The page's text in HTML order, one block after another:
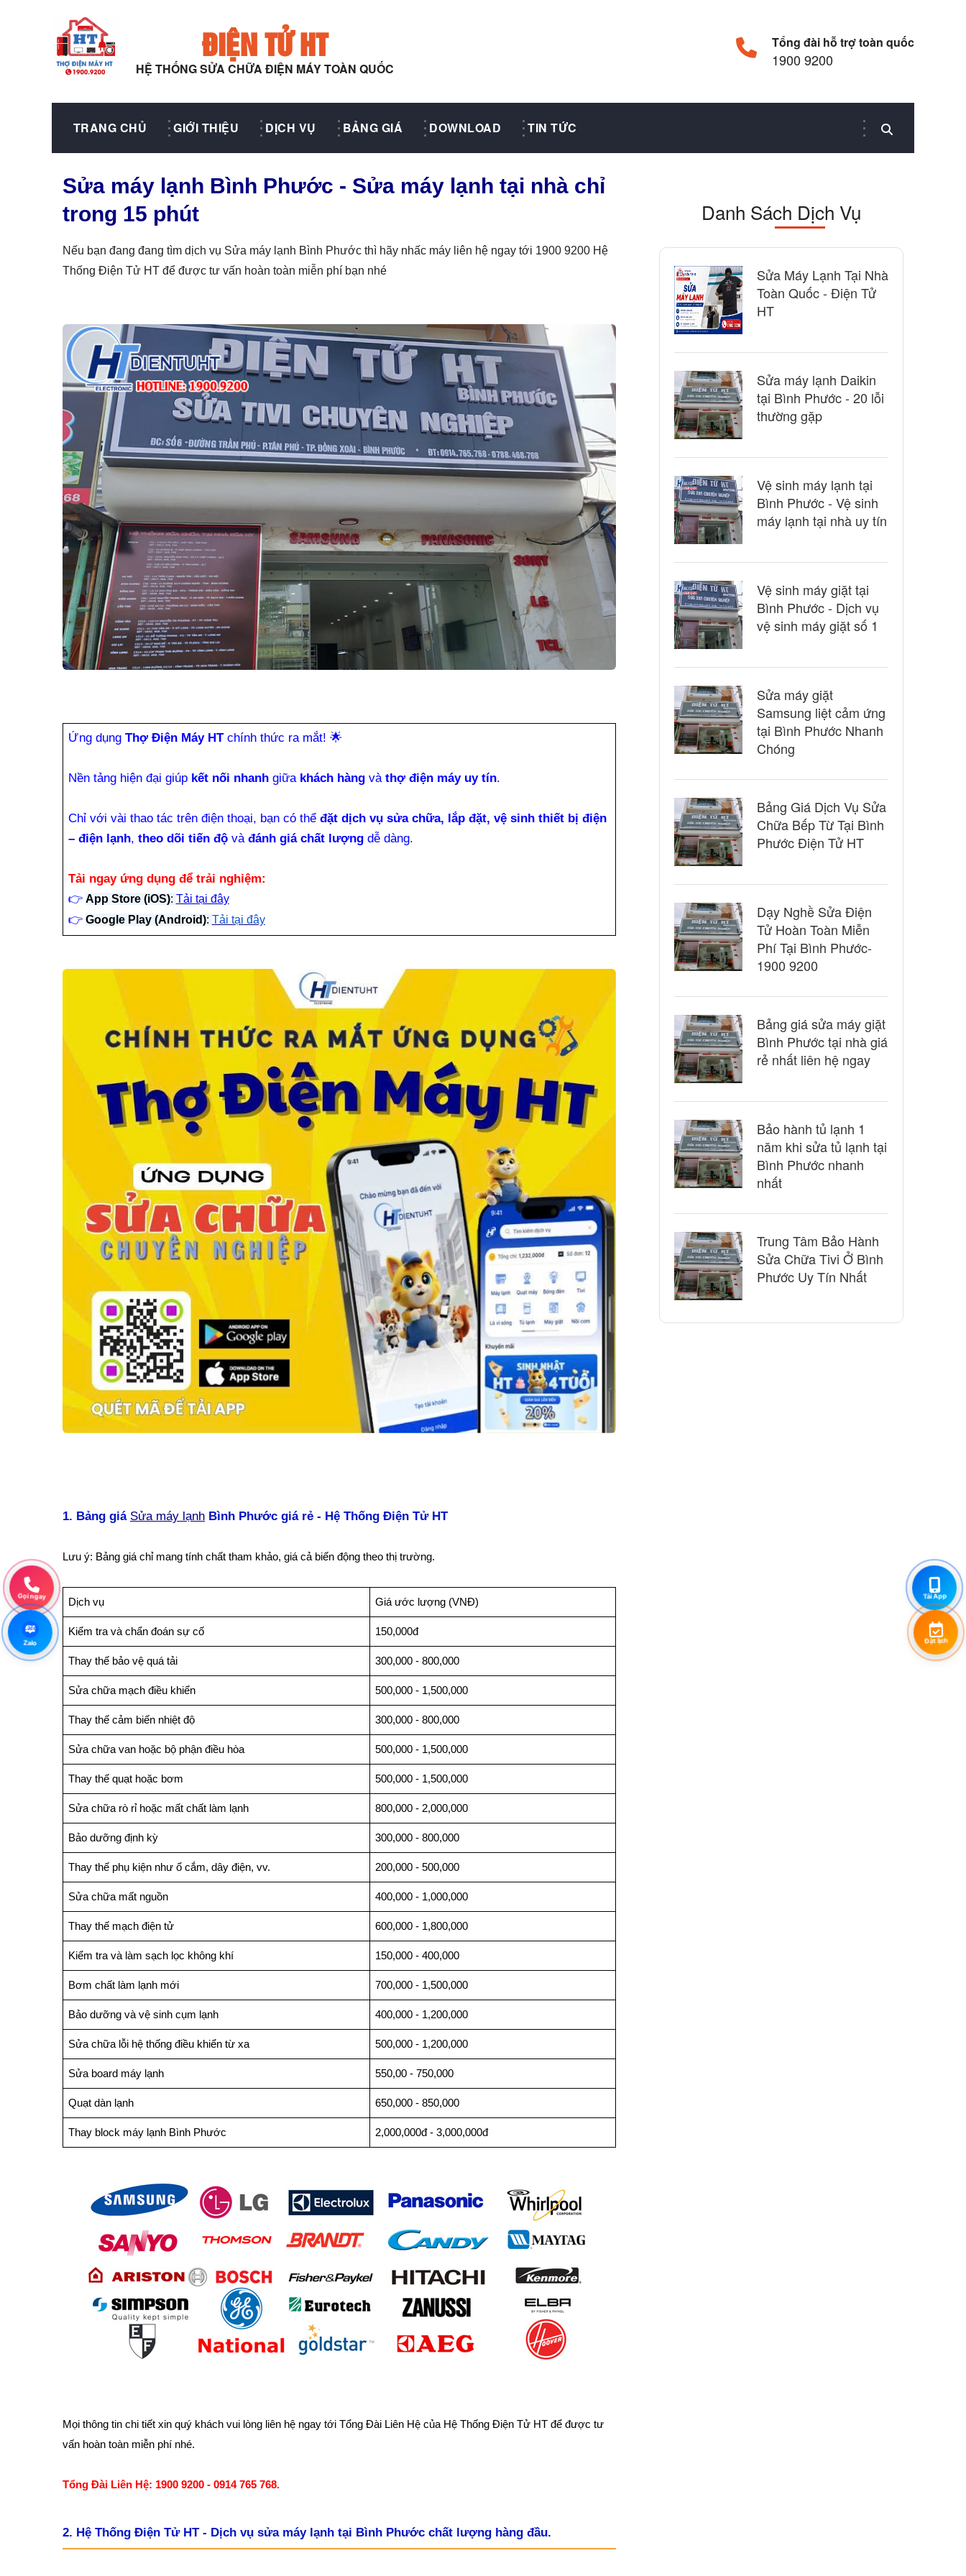
ĐIỆN TỬ HT
HỆ THỐNG SỬA CHỮA ĐIỆN MÁY TOÀN QUỐC
Tổng đài hỗ trợ toàn quốc
1900 9200
TRANG CHỦ GIỚI THIỆU DỊCH VỤ BẢNG GIÁ DOWNLOAD TIN TỨC
Sửa máy lạnh Bình Phước - Sửa máy lạnh tại nhà chỉ
trong 15 phút
Nếu bạn đang đang tìm dịch vụ Sửa máy lạnh Bình Phước thì hãy nhấc máy liên hệ ngay tới 1900 9200 Hệ
Thống Điện Tử HT để được tư vấn hoàn toàn miễn phí bạn nhé
Ứng dụng Thợ Điện Máy HTchính thức ra mắt! 🌟
Nền tảng hiện đại giúp kết nối nhanhgiữa khách hàngvà thợ điện máy uy tín.
Chỉ với vài thao tác trên điện thoại, bạn có thể đặt dịch vụ sửa chữa, lắp đặt, vệ sinh thiết bị điện
– điện lạnh, theo dõi tiến độvà đánh giá chất lượngdễ dàng.
Tải ngay ứng dụng để trải nghiệm:
👉 App Store (iOS): Tải tại đây
👉 Google Play (Android): Tải tại đây
1. Bảng giá Sửa máy lạnh Bình Phước giá rẻ - Hệ Thống Điện Tử HT
Lưu ý: Bảng giá chỉ mang tính chất tham khảo, giá cả biến động theo thị trường.
Dịch vụ Giá ước lượng (VNĐ)
Kiểm tra và chẩn đoán sự cố 150,000đ
Thay thế bảo vệ quá tải 300,000 - 800,000
Sửa chữa mạch điều khiển 500,000 - 1,500,000
Thay thế cảm biến nhiệt độ 300,000 - 800,000
Sửa chữa van hoặc bộ phận điều hòa 500,000 - 1,500,000
Thay thế quạt hoặc bơm 500,000 - 1,500,000
Sửa chữa rò rỉ hoặc mất chất làm lạnh 800,000 - 2,000,000
Bảo dưỡng định kỳ 300,000 - 800,000
Thay thế phụ kiện như ổ cắm, dây điện, vv. 200,000 - 500,000
Sửa chữa mất nguồn 400,000 - 1,000,000
Thay thế mạch điện tử 600,000 - 1,800,000
Kiểm tra và làm sạch lọc không khí 150,000 - 400,000
Bơm chất làm lạnh mới 700,000 - 1,500,000
Bảo dưỡng và vệ sinh cụm lạnh 400,000 - 1,200,000
Sửa chữa lỗi hệ thống điều khiển từ xa 500,000 - 1,200,000
Sửa board máy lạnh 550,00 - 750,000
Quạt dàn lạnh 650,000 - 850,000
Thay block máy lạnh Bình Phước 2,000,000đ - 3,000,000đ
Mọi thông tin chi tiết xin quý khách vui lòng liên hệ ngay tới Tổng Đài Liên Hệ của Hệ Thống Điện Tử HT để được tư
vấn hoàn toàn miễn phí nhé.
Tổng Đài Liên Hệ: 1900 9200 - 0914 765 768.
2. Hệ Thống Điện Tử HT - Dịch vụ sửa máy lạnh tại Bình Phước chất lượng hàng đầu.
Danh Sách Dịch Vụ
Sửa Máy Lạnh Tại Nhà
Toàn Quốc - Điện Tử
HT
Sửa máy lạnh Daikin
tại Bình Phước - 20 lỗi
thường gặp
Vệ sinh máy lạnh tại
Bình Phước - Vệ sinh
máy lạnh tại nhà uy tín
Vệ sinh máy giặt tại
Bình Phước - Dịch vụ
vệ sinh máy giặt số 1
Sửa máy giặt
Samsung liệt cảm ứng
tại Bình Phước Nhanh
Chóng
Bảng Giá Dịch Vụ Sửa
Chữa Bếp Từ Tại Bình
Phước Điện Tử HT
Dạy Nghề Sửa Điện
Tử Hoàn Toàn Miễn
Phí Tại Bình Phước-
1900 9200
Bảng giá sửa máy giặt
Bình Phước tại nhà giá
rẻ nhất liên hệ ngay
Bảo hành tủ lạnh 1
năm khi sửa tủ lạnh tại
Bình Phước nhanh
nhất
Trung Tâm Bảo Hành
Sửa Chữa Tivi Ở Bình
Phước Uy Tín Nhất
Gọi ngay
Zalo
Zalo
Tải App
Đặt lịch